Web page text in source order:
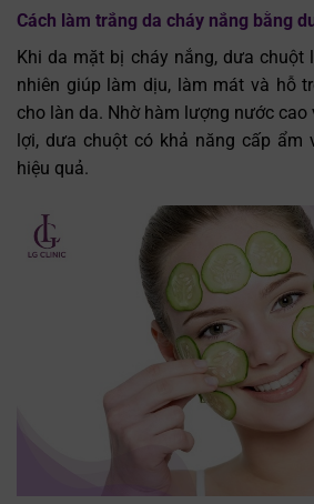
Cách làm trắng da cháy nắng bằng
Khi da mặt bị cháy nắng, dưa
nhiên giúp làm dịu, làm mát và hỗ
cho làn da. Nhờ hàm lượng nước
lợi, dưa chuột có khả năng cấp ẩm
hiệu quả.